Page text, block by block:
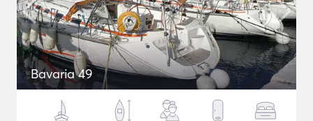
Bavaria 49